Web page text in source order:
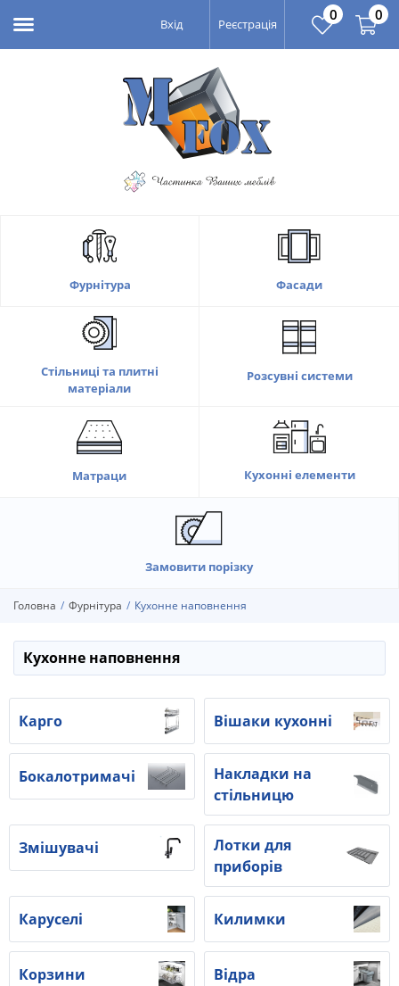
Вхід Реєстрація
0 0
Фурнітура Фасади
Стільниці та плитні
матеріали
Розсувні системи
Матраци Кухонні елементи
Замовити порізку
Головна Фурнітура Кухонне наповнення
Кухонне наповнення
Карго Вішаки кухонні
Бокалотримачі
Накладки на
стільницю
Змішувачі
Лотки для
приборів
Каруселі Килимки
Корзини Відра